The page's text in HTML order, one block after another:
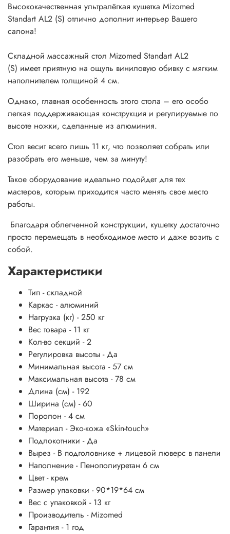
Высококачественная ультралёгкая кушетка Mizomed
Standart AL2 (S) отлично дополнит интерьер Вашего
салона!
Складной массажный стол Mizomed Standart AL2
(S) имеет приятную на ощупь виниловую обивку с мягким
наполнителем толщиной 4 см.
Однако, главная особенность этого стола – его особо
легкая поддерживающая конструкция и регулируемые по
высоте ножки, сделанные из алюминия.
Стол весит всего лишь 11 кг, что позволяет собрать или
разобрать его меньше, чем за минуту!
Такое оборудование идеально подойдет для тех
мастеров, которым приходится часто менять свое место
работы.
Благодаря облегченной конструкции, кушетку достаточно
просто перемещать в необходимое место и даже возить с
собой.
Характеристики
Тип -складной
Каркас - алюминий
Нагрузка (кг) - 250 кг
Вес товара - 11 кг
Кол-во секций - 2
Регулировка высоты -Да
Минимальная высота - 57 см
Максимальная высота - 78 см
Длина (см) - 192
Ширина (см) - 60
Поролон - 4 см
Материал - Эко-кожа «Skin-touch»
Подлокотники -Да
Вырез - В подголовнике + лицевой люверс в панели
Наполнение - Пенополиуретан 6 см
Цвет - крем
Размер упаковки -90*19*64 см
Вес с упаковкой - 13 кг
Производитель -Mizomed
Гарантия - 1 год